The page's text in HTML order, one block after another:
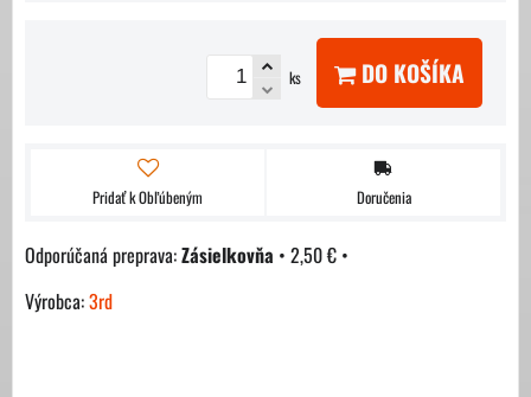
ks DO KOŠÍKA
Pridať k Obľúbeným Doručenia
Zásielkovňa • 2,50 € •
Výrobca:3rd